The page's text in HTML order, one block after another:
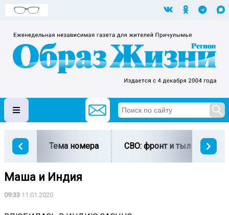
Тема номера СВО: фронт и тыл
Маша и Индия
09:33 11.01.2020